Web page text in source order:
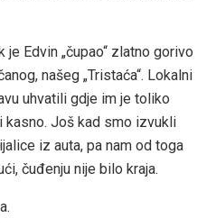
Edvin „čupao“ zlatno gorivo
našeg „Tristaća“. Lokalni
uhvatili gdje im je toliko
kasno. Još kad smo izvukli
iz auta, pa nam od toga
čuđenju nije bilo kraja.